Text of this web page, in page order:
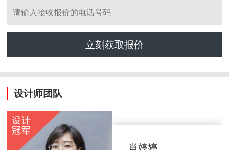
立刻获取报价
设计师团队
肖婷婷